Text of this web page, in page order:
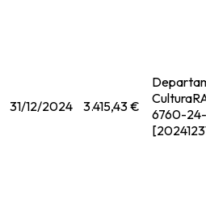
31/12/2024 3.415,43 €
Cultura
6760-24-